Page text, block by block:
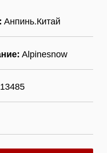
Анпинь.Китай
Alpinesnow